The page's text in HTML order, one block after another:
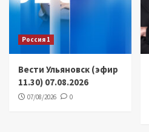
Россия 1
Вести Ульяновск (эфир
11.30) 07.08.2026
07/08/2026 0